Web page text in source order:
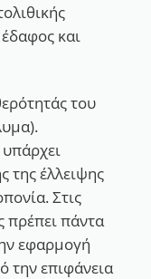
και
του
της έλλειψης
Στις
πρέπει πάντα
εφαρμογή
την επιφάνεια